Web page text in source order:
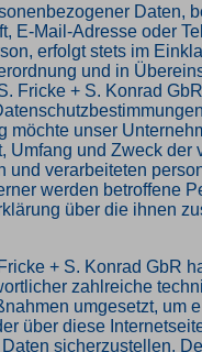
Daten,
E-Mail-Adresse oder
erfolgt stets im
und in
Fricke + S. Konrad
möchte unser
Umfang und Zweck der
und verarbeiteten
werden betroffene
über die ihnen
+ S. Konrad GbR
zahlreiche
umgesetzt, um
über diese
sicherzustellen.